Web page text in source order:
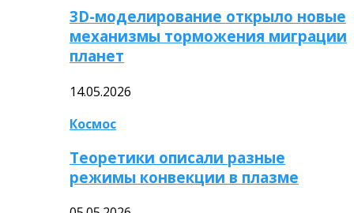
3D-моделирование открыло новые
механизмы торможения миграции
планет
14.05.2026
Космос
Теоретики описали разные
режимы конвекции в плазме